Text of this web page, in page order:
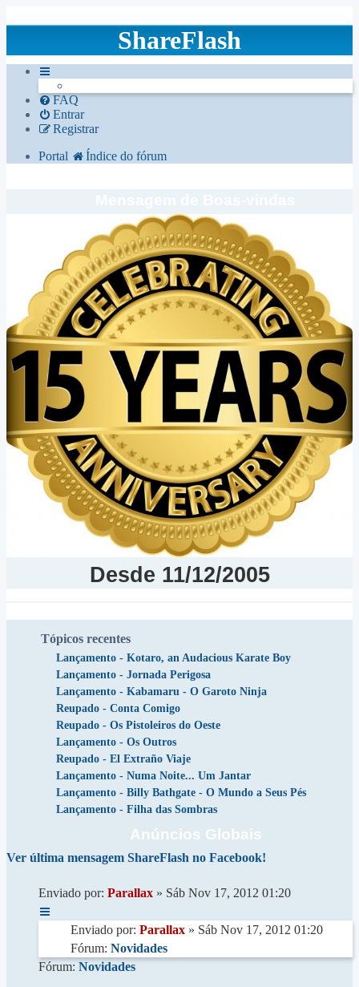
ShareFlash
FAQ
Entrar
Registrar
Portal
Índice do fórum
Desde 11/12/2005
Tópicos recentes
Lançamento - Kotaro, an Audacious Karate Boy
Lançamento - Jornada Perigosa
Lançamento - Kabamaru - O Garoto Ninja
Reupado - Conta Comigo
Reupado - Os Pistoleiros do Oeste
Lançamento - Os Outros
Reupado - El Extraño Viaje
Lançamento - Numa Noite... Um Jantar
Lançamento - Billy Bathgate - O Mundo a Seus Pés
Lançamento - Filha das Sombras
Anúncios Globais
Ver última mensagem ShareFlash no Facebook!
Enviado por: Parallax » Sáb Nov 17, 2012 01:20
Enviado por: Parallax » Sáb Nov 17, 2012 01:20
Fórum: Novidades
Fórum: Novidades